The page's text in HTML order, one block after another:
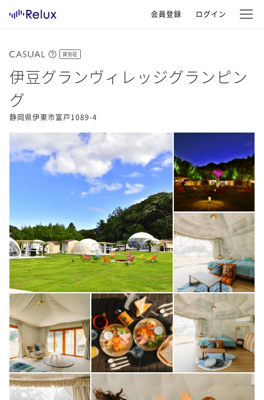
会員登録 ログイン
貸別荘
伊豆グランヴィレッジグランピン
グ
静岡県伊東市富戸1089-4